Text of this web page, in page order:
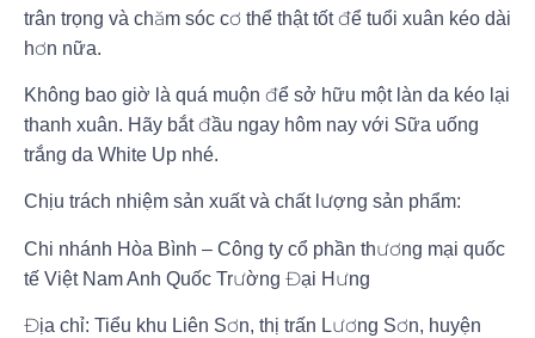
trân trọng và chăm sóc cơ thể thật tốt để tuổi xuân kéo dài
hơn nữa.
Không bao giờ là quá muộn để sở hữu một làn da kéo lại
thanh xuân. Hãy bắt đầu ngay hôm nay với Sữa uống
trắng da White Up nhé.
Chịu trách nhiệm sản xuất và chất lượng sản phẩm:
Chi nhánh Hòa Bình – Công ty cổ phần thương mại quốc
tế Việt Nam Anh Quốc Trường Đại Hưng
Địa chỉ: Tiểu khu Liên Sơn, thị trấn Lương Sơn, huyện